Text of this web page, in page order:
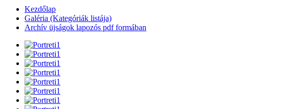
Kezdőlap
Galéria (Kategóriák listája)
Archív üjságok lapozós pdf formában